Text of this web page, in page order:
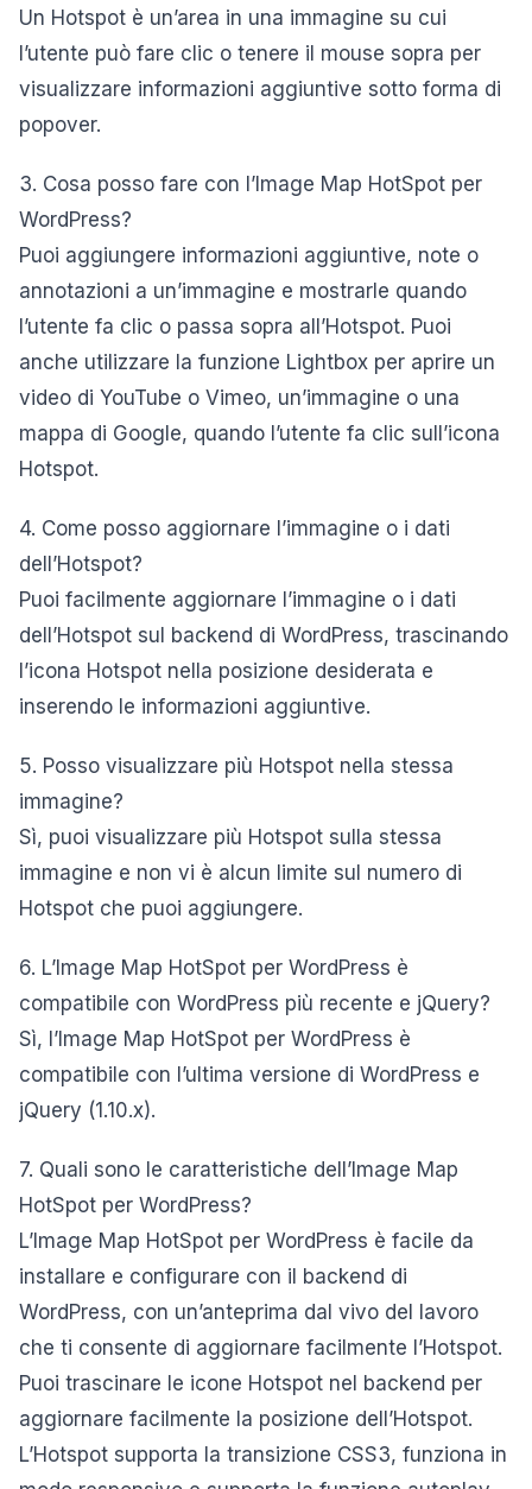
Un Hotspot è un’area in una immagine su cui
l’utente può fare clic o tenere il mouse sopra per
visualizzare informazioni aggiuntive sotto forma di
popover.
3. Cosa posso fare con l’Image Map HotSpot per
WordPress?
Puoi aggiungere informazioni aggiuntive, note o
annotazioni a un’immagine e mostrarle quando
l’utente fa clic o passa sopra all’Hotspot. Puoi
anche utilizzare la funzione Lightbox per aprire un
video di YouTube o Vimeo, un’immagine o una
mappa di Google, quando l’utente fa clic sull’icona
Hotspot.
4. Come posso aggiornare l’immagine o i dati
dell’Hotspot?
Puoi facilmente aggiornare l’immagine o i dati
dell’Hotspot sul backend di WordPress, trascinando
l’icona Hotspot nella posizione desiderata e
inserendo le informazioni aggiuntive.
5. Posso visualizzare più Hotspot nella stessa
immagine?
Sì, puoi visualizzare più Hotspot sulla stessa
immagine e non vi è alcun limite sul numero di
Hotspot che puoi aggiungere.
6. L’Image Map HotSpot per WordPress è
compatibile con WordPress più recente e jQuery?
Sì, l’Image Map HotSpot per WordPress è
compatibile con l’ultima versione di WordPress e
jQuery (1.10.x).
7. Quali sono le caratteristiche dell’Image Map
HotSpot per WordPress?
L’Image Map HotSpot per WordPress è facile da
installare e configurare con il backend di
WordPress, con un’anteprima dal vivo del lavoro
che ti consente di aggiornare facilmente l’Hotspot.
Puoi trascinare le icone Hotspot nel backend per
aggiornare facilmente la posizione dell’Hotspot.
L’Hotspot supporta la transizione CSS3, funziona in